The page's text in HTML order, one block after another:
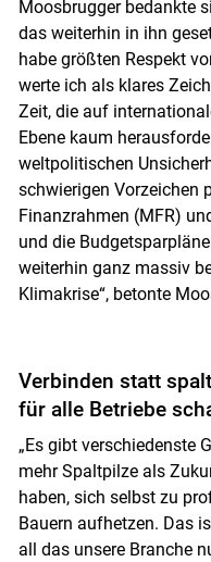
Moosbrugger bedankte
das weiterhin in ihn
habe größten Respekt
werte ich als klares
Zeit, die auf
Ebene kaum
weltpolitischen
schwierigen Vorzeichen
Finanzrahmen (MFR)
und die
weiterhin ganz massiv
Klimakrise“, betonte
Verbinden statt
für alle Betriebe
„Es gibt verschiedenste
mehr Spaltpilze als
haben, sich selbst zu
Bauern aufhetzen. Das
all das unsere Branche